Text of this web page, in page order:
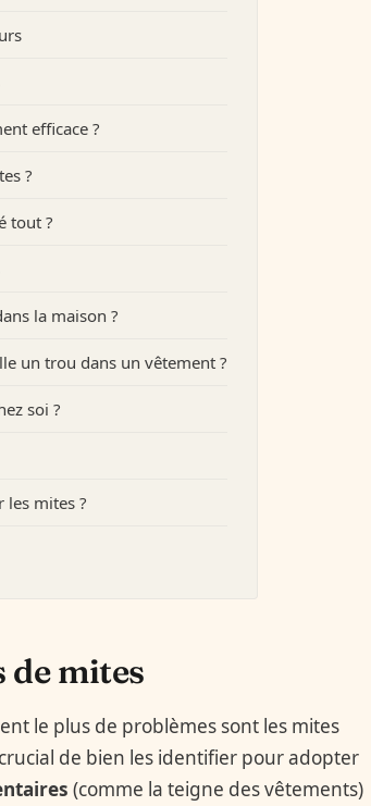
efficace ?
?
tout ?
la maison ?
un trou dans un vêtement ?
soi ?
mites ?
mites
le plus de problèmes sont les mites
de bien les identifier pour adopter
(comme la teigne des vêtements)